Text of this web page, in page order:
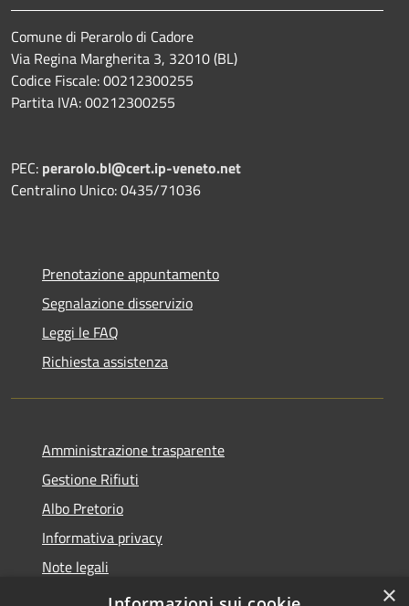
Comune di Perarolo di Cadore
Via Regina Margherita 3, 32010 (BL)
Codice Fiscale: 00212300255
Partita IVA: 00212300255
PEC: perarolo.bl@cert.ip-veneto.net
Centralino Unico: 0435/71036
Prenotazione appuntamento
Segnalazione disservizio
Leggi le FAQ
Richiesta assistenza
Amministrazione trasparente
Gestione Rifiuti
Albo Pretorio
Informativa privacy
Note legali
Dichiarazione di accessibilità
×